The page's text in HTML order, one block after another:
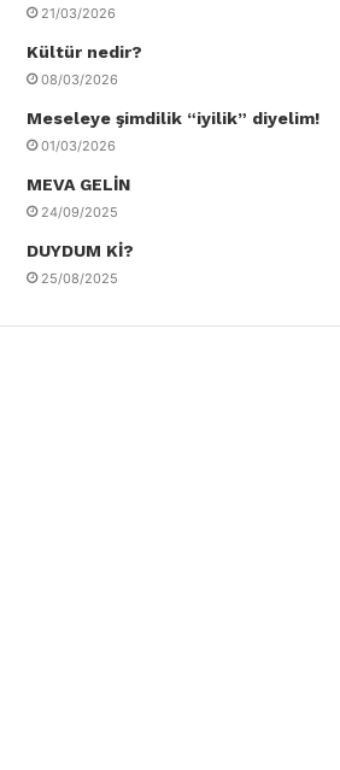
21/03/2026
Kültür nedir?
08/03/2026
Meseleye şimdilik “iyilik” diyelim!
01/03/2026
MEVA GELİN
24/09/2025
DUYDUM Kİ?
25/08/2025